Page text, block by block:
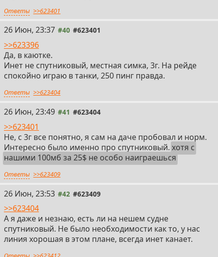
Ответы >>623401
26 Июн, 23:37 #40 #623401
>>623396
Да, в каютке.
Инет не спутниковый, местная симка, 3г. На рейде
спокойно играю в танки, 250 пинг правда.
Ответы >>623404
26 Июн, 23:49 #41 #623404
>>623401
Не, с 3г все понятно, я сам на даче пробовал и норм.
Интересно было именно про спутниковый. хотя с
нашими 100мб за 25$ не особо наиграешься
Ответы >>623409
26 Июн, 23:53 #42 #623409
>>623404
А я даже и незнаю, есть ли на нешем судне
спутниковый. Не было необходимости как то, у нас
линия хорошая в этом плане, всегда инет канает.